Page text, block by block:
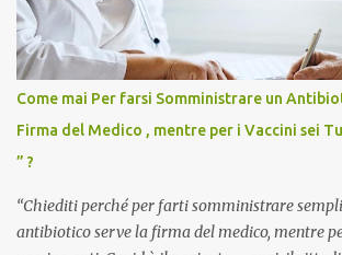
Come mai Per farsi Somministrare un
Firma del Medico , mentre per i Vaccini sei
” ?
“Chiediti perché per farti somministrare
antibiotico serve la firma del medico, mentre